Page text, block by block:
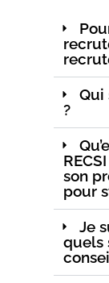
Qui
?
son
pour
Je
quels